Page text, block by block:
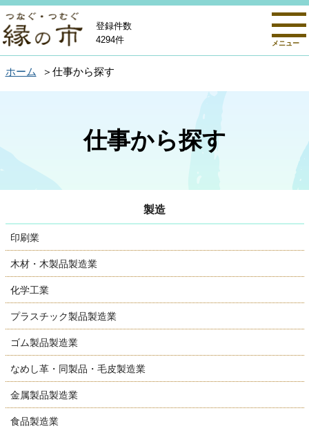
メニュー
登録件数
4294件
ホーム 仕事から探す
仕事から探す
製造
印刷業
木材・木製品製造業
化学工業
プラスチック製品製造業
ゴム製品製造業
なめし革・同製品・毛皮製造業
金属製品製造業
食品製造業